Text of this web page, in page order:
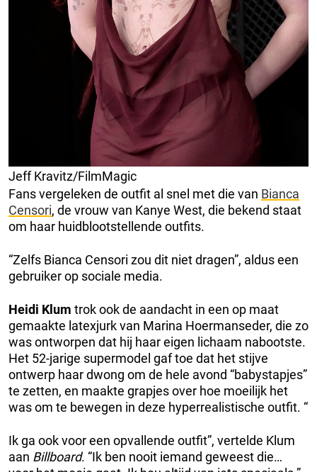
Jeff Kravitz/FilmMagic
Fans vergeleken de outfit al snel met die van Bianca
Censori, de vrouw van Kanye West, die bekend staat
om haar huidblootstellende outfits.
“Zelfs Bianca Censori zou dit niet dragen”, aldus een
gebruiker op sociale media.
Heidi Klum trok ook de aandacht in een op maat
gemaakte latexjurk van Marina Hoermanseder, die zo
was ontworpen dat hij haar eigen lichaam nabootste.
Het 52-jarige supermodel gaf toe dat het stijve
ontwerp haar dwong om de hele avond “babystapjes”
te zetten, en maakte grapjes over hoe moeilijk het
was om te bewegen in deze hyperrealistische outfit. “
Ik ga ook voor een opvallende outfit”, vertelde Klum
aan Billboard. “Ik ben nooit iemand geweest die…